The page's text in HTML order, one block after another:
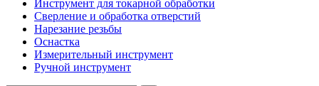
Инструмент для токарной обработки
Сверление и обработка отверстий
Нарезание резьбы
Оснастка
Измерительный инструмент
Ручной инструмент